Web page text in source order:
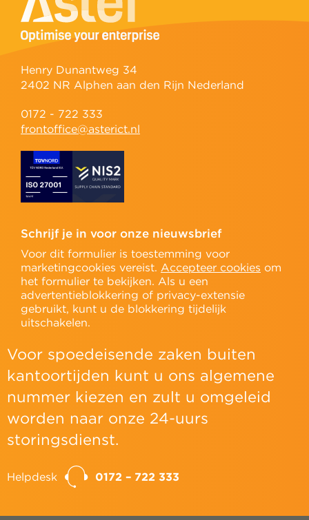
Henry Dunantweg 34
2402 NR Alphen aan den Rijn Nederland
0172 - 722 333
frontoffice@asterict.nl
Schrijf je in voor onze nieuwsbrief
Voor dit formulier is toestemming voor
marketingcookies vereist. Accepteer cookies om
het formulier te bekijken. Als u een
advertentieblokkering of privacy-extensie
gebruikt, kunt u de blokkering tijdelijk
uitschakelen.
Voor spoedeisende zaken buiten
kantoortijden kunt u ons algemene
nummer kiezen en zult u omgeleid
worden naar onze 24-uurs
storingsdienst.
Helpdesk 0172 – 722 333